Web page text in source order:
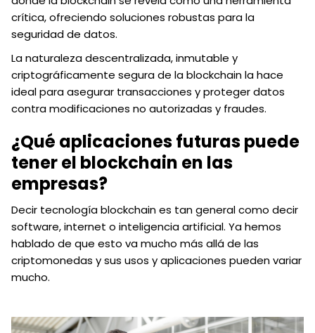
crítica, ofreciendo soluciones robustas para la
seguridad de datos.
La naturaleza descentralizada, inmutable y
criptográficamente segura de la blockchain la hace
ideal para asegurar transacciones y proteger datos
contra modificaciones no autorizadas y fraudes.
¿Qué aplicaciones futuras puede
tener el blockchain en las
empresas?
Decir tecnología blockchain es tan general como decir
software, internet o inteligencia artificial. Ya hemos
hablado de que esto va mucho más allá de las
criptomonedas y sus usos y aplicaciones pueden variar
mucho.